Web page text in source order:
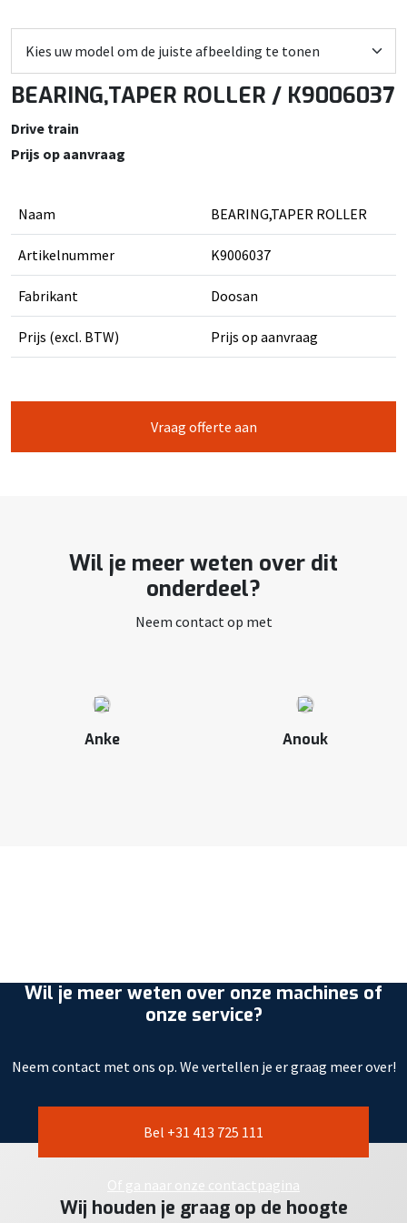
BEARING,TAPER ROLLER / K9006037
Drive train
Prijs op aanvraag
Naam BEARING,TAPER ROLLER
Artikelnummer K9006037
Fabrikant Doosan
Prijs (excl. BTW) Prijs op aanvraag
Vraag offerte aan
Wil je meer weten over dit
onderdeel?
Neem contact op met
Anke Anouk
Wil je meer weten over onze machines of
onze service?
Neem contact met ons op. We vertellen je er graag meer over!
Bel +31 413 725 111
Of ga naar onze contactpagina
Wij houden je graag op de hoogte